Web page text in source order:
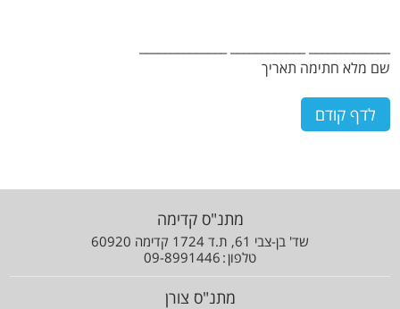
שם מלא חתימה תאריך
מתנ"ס קדימה
שד' בן-צבי 61, ת.ד 1724 קדימה 60920
טלפון 09-8991446
מתנ"ס צורן